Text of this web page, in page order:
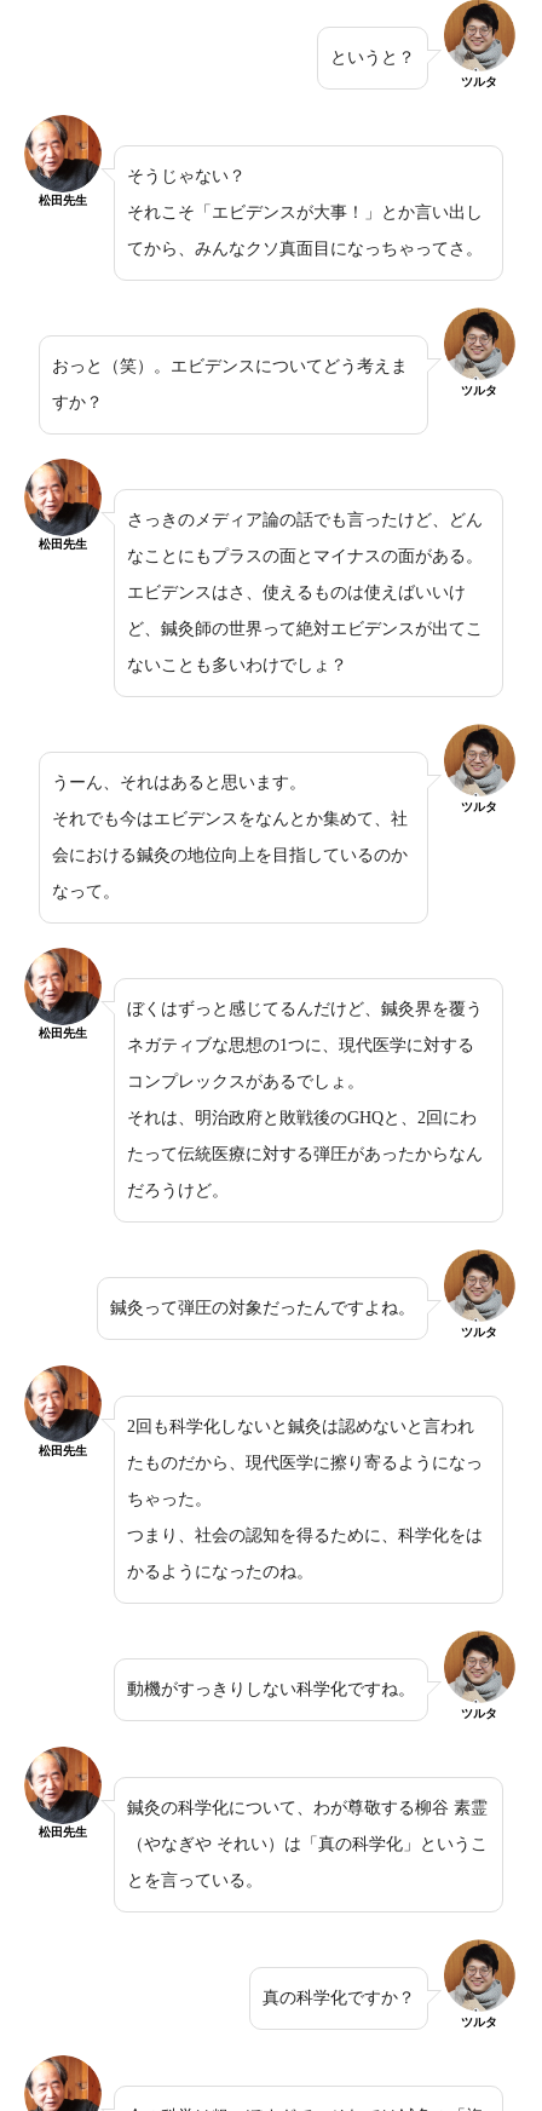
というと？
ツルタ
松田先生
そうじゃない？
それこそ「エビデンスが大事！」とか言い出し
てから、みんなクソ真面目になっちゃってさ。
おっと（笑）。エビデンスについてどう考えま
すか？
ツルタ
松田先生
さっきのメディア論の話でも言ったけど、どん
なことにもプラスの面とマイナスの面がある。
エビデンスはさ、使えるものは使えばいいけ
ど、鍼灸師の世界って絶対エビデンスが出てこ
ないことも多いわけでしょ？
うーん、それはあると思います。
それでも今はエビデンスをなんとか集めて、社
会における鍼灸の地位向上を目指しているのか
なって。
ツルタ
松田先生
ぼくはずっと感じてるんだけど、鍼灸界を覆う
ネガティブな思想の1つに、現代医学に対する
コンプレックスがあるでしょ。
それは、明治政府と敗戦後のGHQと、2回にわ
たって伝統医療に対する弾圧があったからなん
だろうけど。
鍼灸って弾圧の対象だったんですよね。
ツルタ
松田先生
2回も科学化しないと鍼灸は認めないと言われ
たものだから、現代医学に擦り寄るようになっ
ちゃった。
つまり、社会の認知を得るために、科学化をは
かるようになったのね。
動機がすっきりしない科学化ですね。
ツルタ
松田先生
鍼灸の科学化について、わが尊敬する柳谷 素霊
（やなぎや それい）は「真の科学化」というこ
とを言っている。
真の科学化ですか？
ツルタ